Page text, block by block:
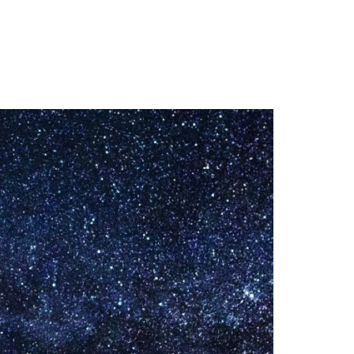
(BULLET) JOURNALLING
DUURZAAMHEID
WILDPLUKKEN
INTERVIEWS
NIEUWS
SAMENWERKEN
CONTACT